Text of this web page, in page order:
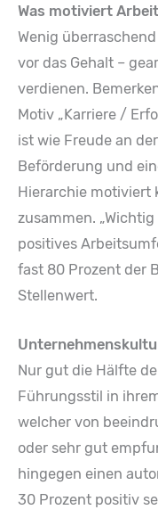
Was motiviert
Wenig
vor das Gehalt –
verdienen.
Motiv „Karriere /
ist wie Freude an
Beförderung und
Hierarchie motiviert
zusammen.
positives
fast 80 Prozent der
Stellenwert.
Nur gut die Hälfte
Führungsstil in
welcher von
oder sehr gut
hingegen einen
30 Prozent positiv